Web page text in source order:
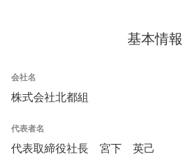
基本情報
会社名
株式会社北都組
代表者名
代表取締役社長 宮下 英己